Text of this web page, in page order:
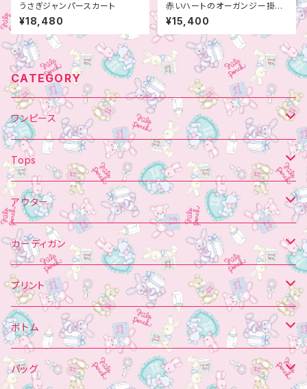
うさぎジャンパースカート
¥18,480
赤いハートのオーガンジー掛け
ワンピース
¥15,400
CATEGORY
ワンピース
肩りぼん
オーガンジー掛け
丸えり
ジャンパースカート
シャーリング
オーガンジー・チュール掛け
セーラーカラー
スクエアヨーク
Tops
トレーナー
アップリケ
プリント
ガウン
カットソー
長袖
半袖
チュニック
MIO PERCH
ブラウス
アウター
ブルゾン
コート
ガウン
カーディガン
ガウン
編み込み
オーダー制
透かし
プリント
トレーナー
パフスリーブ
ボトム
スカート
バッグ